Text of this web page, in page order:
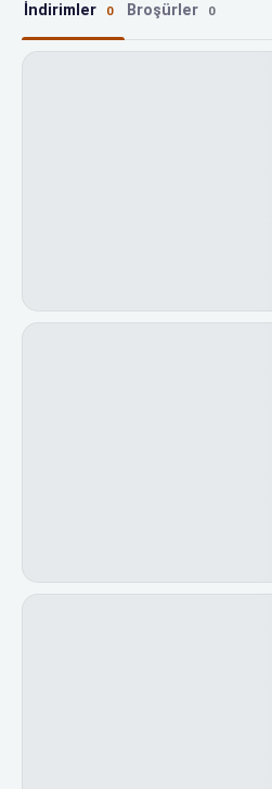
İndirimler 0 Broşürler 0
Logitech indirimleri